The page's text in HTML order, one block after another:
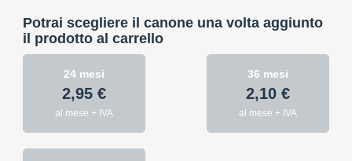
Potrai scegliere il canone una volta aggiunto
il prodotto al carrello
24 mesi
2,95 €
al mese + IVA
36 mesi
2,10 €
al mese + IVA